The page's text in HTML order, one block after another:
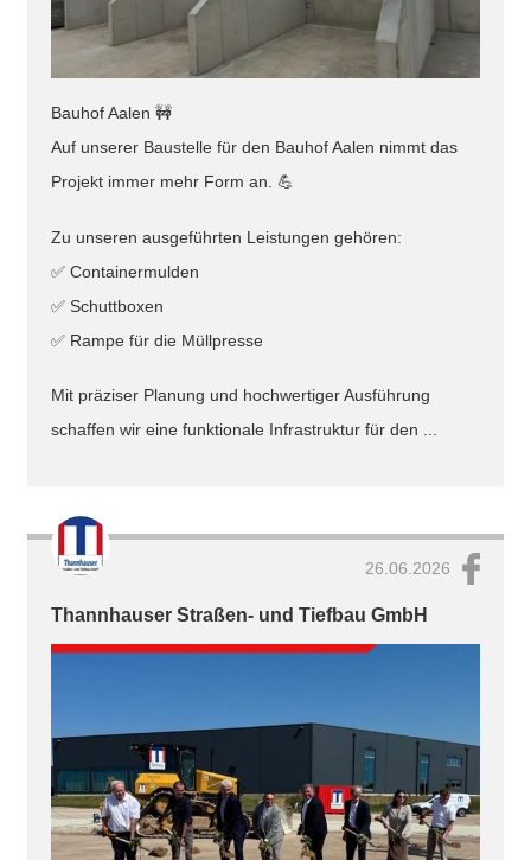
Bauhof Aalen 🚧
Auf unserer Baustelle für den Bauhof Aalen nimmt das
Projekt immer mehr Form an. 💪
Zu unseren ausgeführten Leistungen gehören:
✅ Containermulden
✅ Schuttboxen
✅ Rampe für die Müllpresse
Mit präziser Planung und hochwertiger Ausführung
schaffen wir eine funktionale Infrastruktur für den ...
26.06.2026
Thannhauser Straßen- und Tiefbau GmbH